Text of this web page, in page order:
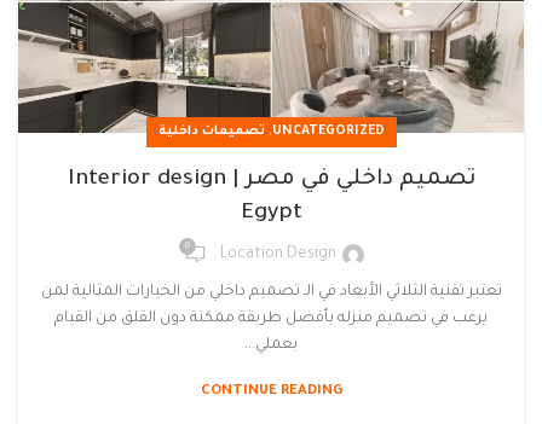
UNCATEGORIZED
,تصميمات داخلية
تصميم داخلي في مصر | Interior design
Egypt
Location Design
0
تعتبر تقنية الثلاثي الأبعاد في الـ تصميم داخلي من الخيارات المثالية لمن
يرغب في تصميم منزله بأفضل طريقة ممكنة دون القلق من القيام
بعملي...
CONTINUE READING